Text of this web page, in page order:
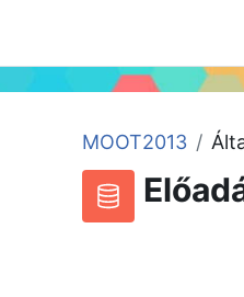
MOOT2013